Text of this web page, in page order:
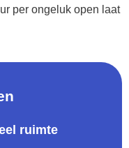
per ongeluk open laat
ruimte